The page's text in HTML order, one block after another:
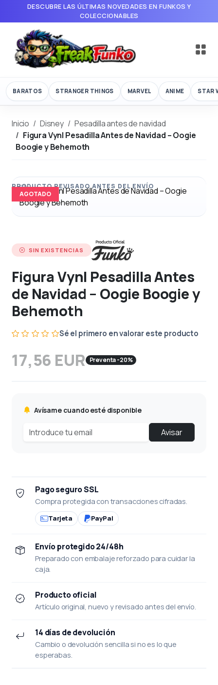
DESCUBRE LAS ÚLTIMAS NOVEDADES EN FUNKOS Y
COLECCIONABLES
BARATOS STRANGER THINGS MARVEL ANIME STAR
Inicio Disney
Pesadilla antes de navidad
Figura Vynl Pesadilla Antes de Navidad – Oogie
Boogie y Behemoth
AGOTADO
SIN EXISTENCIAS
Figura Vynl Pesadilla Antes
de Navidad – Oogie Boogie y
Behemoth
Sé el primero en valorar este producto
17,56 EUR Preventa -20%
Avísame cuando esté disponible
Avisar
Pago seguro SSL
Compra protegida con transacciones cifradas.
Tarjeta PayPal
Envío protegido 24/48h
Preparado con embalaje reforzado para cuidar la
caja.
Producto oficial
Artículo original, nuevo y revisado antes del envío.
14 días de devolución
Cambio o devolución sencilla si no es lo que
esperabas.